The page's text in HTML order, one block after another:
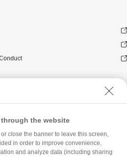
the website
close the banner to leave this screen,
in order to improve convenience,
and analyze data (including sharing